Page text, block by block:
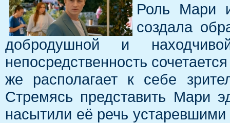
Роль Мари
создала
добродушной и
непосредственность
же располагает к себе
Стремясь представить Мари
насытили её речь